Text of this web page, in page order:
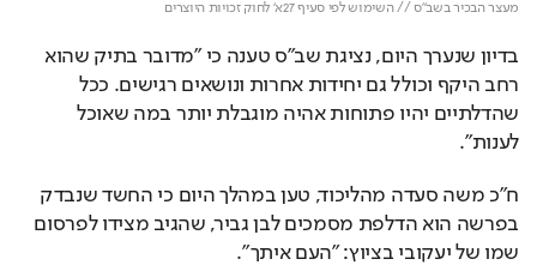
מעצר הבכיר בשב"ס // השימוש לפי סעיף 27א' לחוק זכויות היוצרים
בדיון שנערך היום, נציגת שב"ס טענה כי "מדובר בתיק שהוא
רחב היקף וכולל גם יחידות אחרות ונושאים רגישים. ככל
שהדלתיים יהיו פתוחות אהיה מוגבלת יותר במה שאוכל
לענות".
ח"כ משה סעדה מהליכוד, טען במהלך היום כי החשד שנבדק
בפרשה הוא הדלפת מסמכים לבן גביר, שהגיב מצידו לפרסום
שמו של יעקובי בציוץ: "העם איתך".